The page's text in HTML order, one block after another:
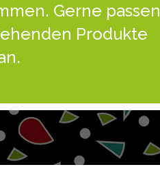
Gerne passen
Produkte